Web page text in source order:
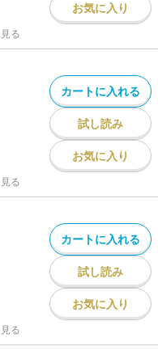
お気に入り
る
カートに入れる
試し読み
お気に入り
る
カートに入れる
試し読み
お気に入り
る